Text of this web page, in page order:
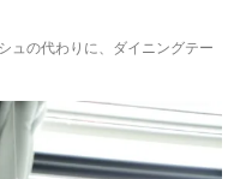
ュの代わりに、ダイニングテー